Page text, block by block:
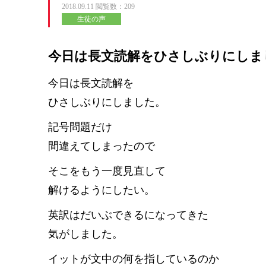
2018.09.11 閲覧数：209
生徒の声
今日は長文読解をひさしぶりにし
今日は長文読解を
ひさしぶりにしました。
記号問題だけ
間違えてしまったので
そこをもう一度見直して
解けるようにしたい。
英訳はだいぶできるになってきた
気がしました。
イットが文中の何を指しているのか